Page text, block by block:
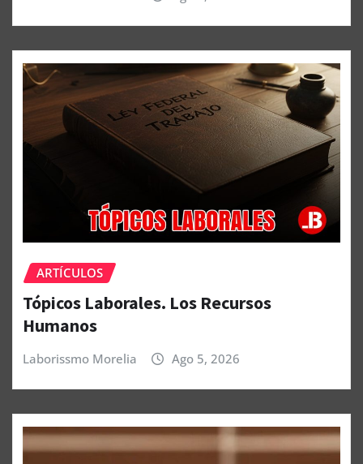
ARTÍCULOS
Tópicos Laborales. Los Recursos
Humanos
Laborissmo Morelia Ago 5, 2026